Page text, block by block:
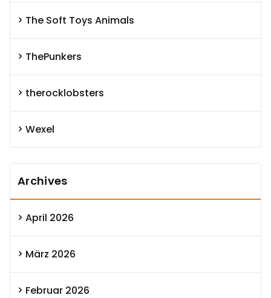
The Soft Toys Animals
ThePunkers
therocklobsters
Wexel
Archives
April 2026
März 2026
Februar 2026